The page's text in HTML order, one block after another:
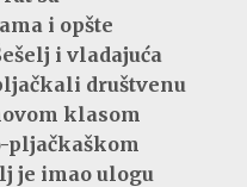
i opšte
i vladajuća
društvenu
klasom
pljačkaškom
je imao ulogu